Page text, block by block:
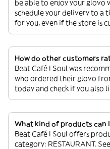
be able to enjoy your glovo
schedule your delivery to a
for you, even if the store is
How do other customers
Beat Café I Soul was
who ordered their glovo
today and check if you also
What kind of products can
Beat Café I Soul offers
category: RESTAURANT.